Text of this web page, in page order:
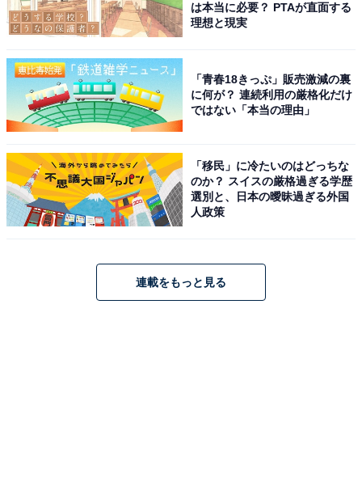
は本当に必要？ PTAが直面する
理想と現実
「青春18きっぷ」販売激減の裏
に何が？ 連続利用の厳格化だけ
ではない「本当の理由」
「移民」に冷たいのはどっちな
のか？ スイスの厳格過ぎる学歴
選別と、日本の曖昧過ぎる外国
人政策
連載をもっと見る